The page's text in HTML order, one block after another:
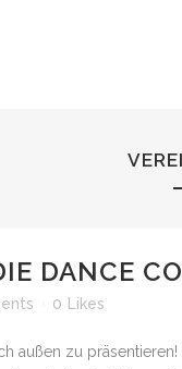
DANCE
0 Likes
außen zu